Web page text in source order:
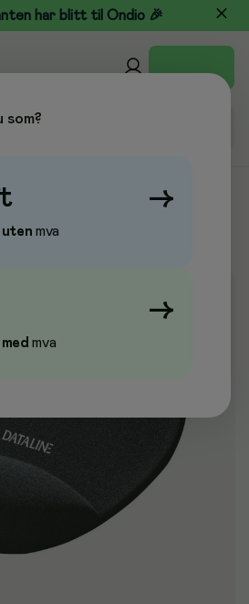
har blitt til Ondio 🎉
som?
→
uten mva
→
med mva